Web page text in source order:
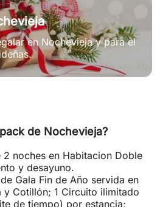
en Nochevieja y para el
de Nochevieja?
2 noches en Habitacion Doble
y desayuno.
Gala Fin de Año servida en
y Cotillón; 1 Circuito ilimitado
de tiempo) por estancia;